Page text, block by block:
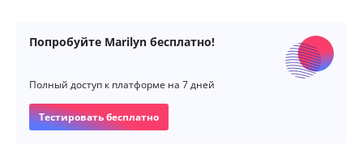
Попробуйте Marilyn бесплатно!
Полный доступ к платформе на 7 дней
Тестировать бесплатно